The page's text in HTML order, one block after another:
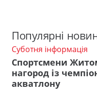
Популярні
Суботня інформація
Спортсмени
нагород із
акватлону